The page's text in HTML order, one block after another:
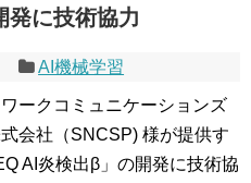
発に技術協力
AI機械学習
ークコミュニケーションズ
会社（SNCSP) 様が提供す
AI炎検出β」の開発に技術協